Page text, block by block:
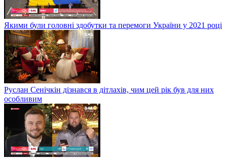
Якими були головні здобутки та перемоги України у 2021 році
Руслан Сенічкін дізнався в дітлахів, чим цей рік був для них
особливим